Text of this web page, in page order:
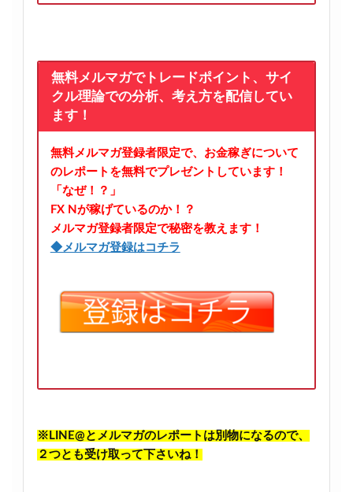
無料メルマガでトレードポイント、サイ
クル理論での分析、考え方を配信してい
ます！
無料メルマガ登録者限定で、お金稼ぎについて
のレポートを無料でプレゼントしています！
「なぜ！？」
FX Nが稼げているのか！？
メルマガ登録者限定で秘密を教えます！
◆メルマガ登録はコチラ
※LINE@とメルマガのレポートは別物になるので、
２つとも受け取って下さいね！